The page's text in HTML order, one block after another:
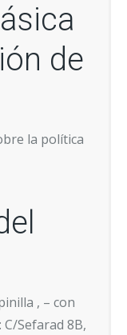
de
la política
, – con
C/Sefarad 8B,